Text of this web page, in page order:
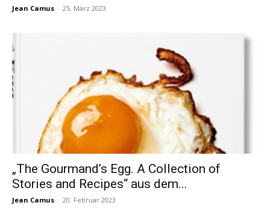
Jean Camus - 25. März 2023
„The Gourmand’s Egg. A Collection of
Stories and Recipes“ aus dem...
Jean Camus - 20. Februar 2023